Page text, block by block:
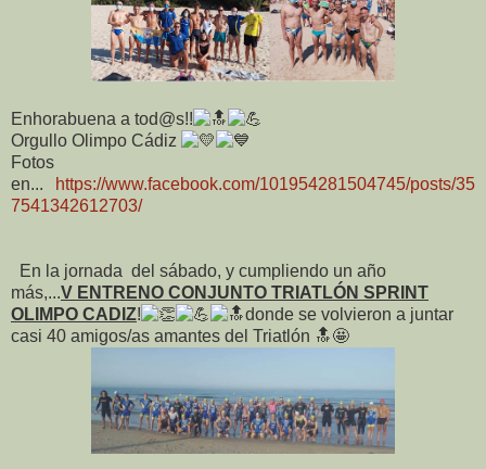
Enhorabuena a tod@s!!
Orgullo Olimpo Cádiz
Fotos
en...
https://www.facebook.com/101954281504745/posts/35
7541342612703/
En la jornada del sábado, y cumpliendo un año
más,...V ENTRENO CONJUNTO TRIATLÓN SPRINT
OLIMPO CADIZ!
donde se volvieron a juntar
casi 40 amigos/as amantes del Triatlón 🔝🤩